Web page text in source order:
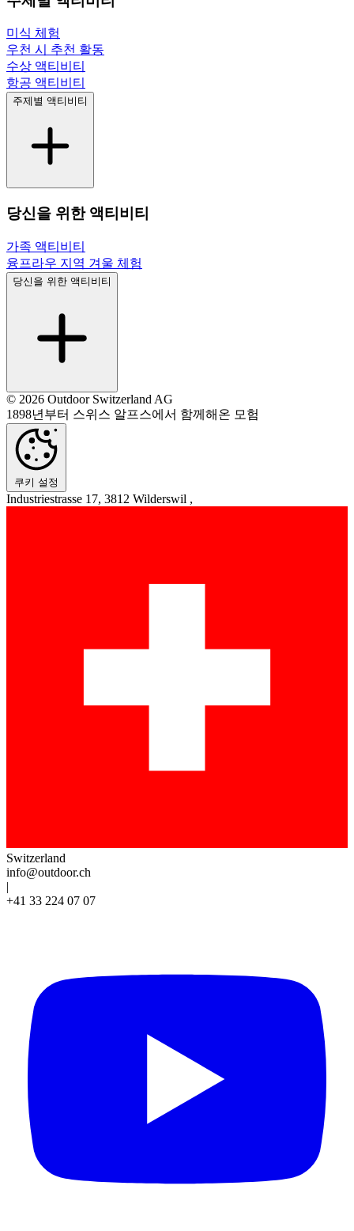
미식 체험
우천 시 추천 활동
수상 액티비티
항공 액티비티
주제별 액티비티
당신을 위한 액티비티
가족 액티비티
융프라우 지역 겨울 체험
당신을 위한 액티비티
© 2026 Outdoor Switzerland AG
1898년부터 스위스 알프스에서 함께해온 모험
쿠키 설정
Industriestrasse 17, 3812 Wilderswil ,
Switzerland
info@outdoor.ch
|
+41 33 224 07 07